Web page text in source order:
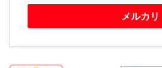
メルカリ